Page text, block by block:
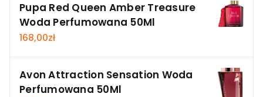
Pupa Red Queen Amber Treasure
Woda Perfumowana 50Ml
168,00zł
Avon Attraction Sensation Woda
Perfumowana 50Ml